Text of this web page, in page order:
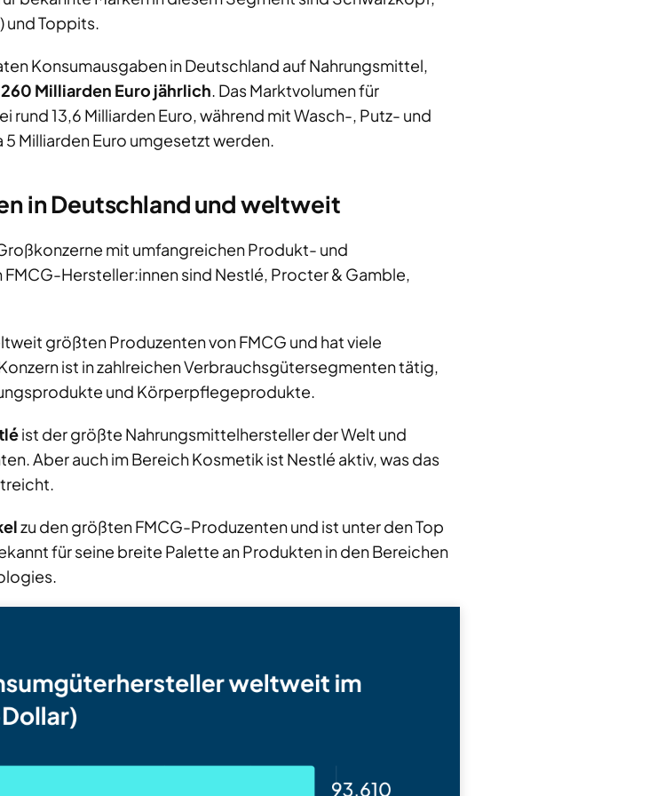
und Toppits.
Konsumausgaben in Deutschland auf Nahrungsmittel,
Milliarden Euro jährlich. Das Marktvolumen für
13,6 Milliarden Euro, während mit Wasch-, Putz- und
Milliarden Euro umgesetzt werden.
in Deutschland und weltweit
mit umfangreichen Produkt- und
Hersteller:innen sind Nestlé, Procter & Gamble,
größten Produzenten von FMCG und hat viele
ist in zahlreichen Verbrauchsgütersegmenten tätig,
und Körperpflegeprodukte.
ist der größte Nahrungsmittelhersteller der Welt und
Aber auch im Bereich Kosmetik ist Nestlé aktiv, was das
zu den größten FMCG-Produzenten und ist unter den Top
für seine breite Palette an Produkten in den Bereichen